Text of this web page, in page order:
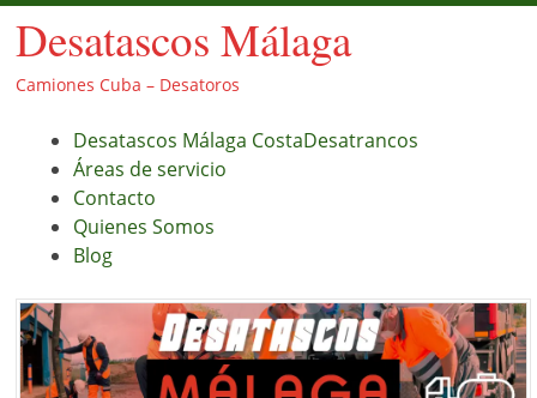
Desatascos Málaga
Camiones Cuba – Desatoros
Menú
Saltar
contenido.
Desatascos Málaga CostaDesatrancos
Áreas de servicio
Contacto
Quienes Somos
Blog